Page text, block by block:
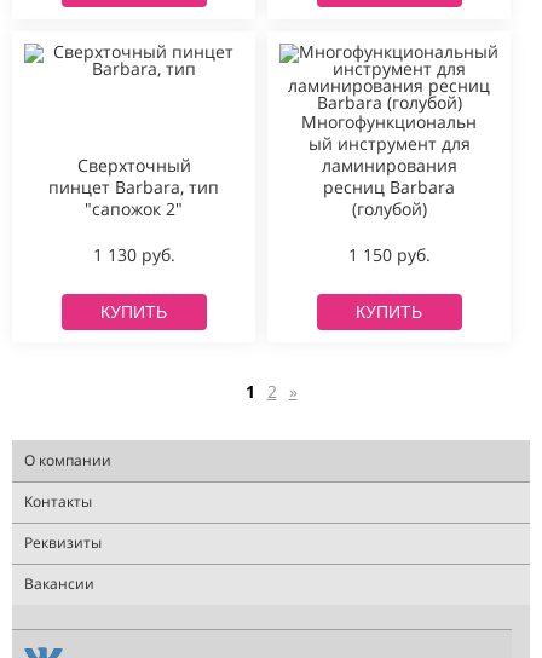
Сверхточный
пинцет Barbara, тип
"сапожок 2"
1 130 руб.
КУПИТЬ
Многофункциональн
ый инструмент для
ламинирования
ресниц Barbara
(голубой)
1 150 руб.
КУПИТЬ
1 2 »
О компании
Контакты
Реквизиты
Вакансии